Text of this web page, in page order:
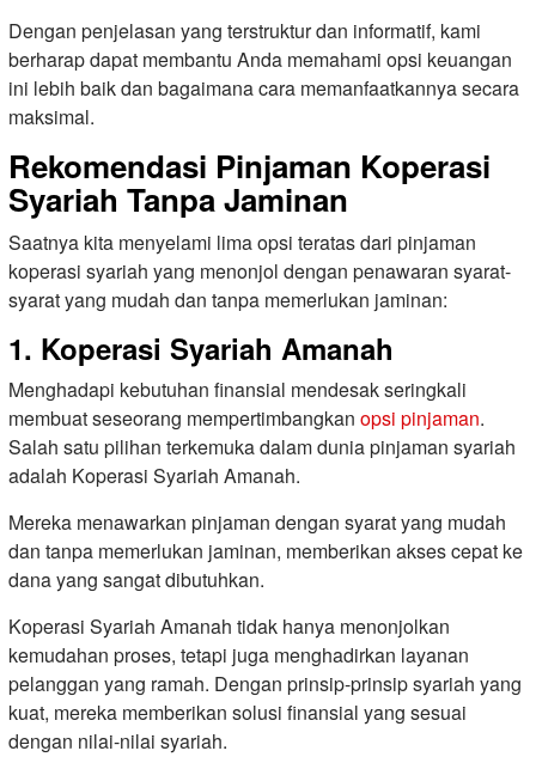
Dengan penjelasan yang terstruktur dan informatif, kami
berharap dapat membantu Anda memahami opsi keuangan
ini lebih baik dan bagaimana cara memanfaatkannya secara
maksimal.
Rekomendasi Pinjaman Koperasi
Syariah Tanpa Jaminan
Saatnya kita menyelami lima opsi teratas dari pinjaman
koperasi syariah yang menonjol dengan penawaran syarat-
syarat yang mudah dan tanpa memerlukan jaminan:
1. Koperasi Syariah Amanah
Menghadapi kebutuhan finansial mendesak seringkali
membuat seseorang mempertimbangkan opsi pinjaman.
Salah satu pilihan terkemuka dalam dunia pinjaman syariah
adalah Koperasi Syariah Amanah.
Mereka menawarkan pinjaman dengan syarat yang mudah
dan tanpa memerlukan jaminan, memberikan akses cepat ke
dana yang sangat dibutuhkan.
Koperasi Syariah Amanah tidak hanya menonjolkan
kemudahan proses, tetapi juga menghadirkan layanan
pelanggan yang ramah. Dengan prinsip-prinsip syariah yang
kuat, mereka memberikan solusi finansial yang sesuai
dengan nilai-nilai syariah.